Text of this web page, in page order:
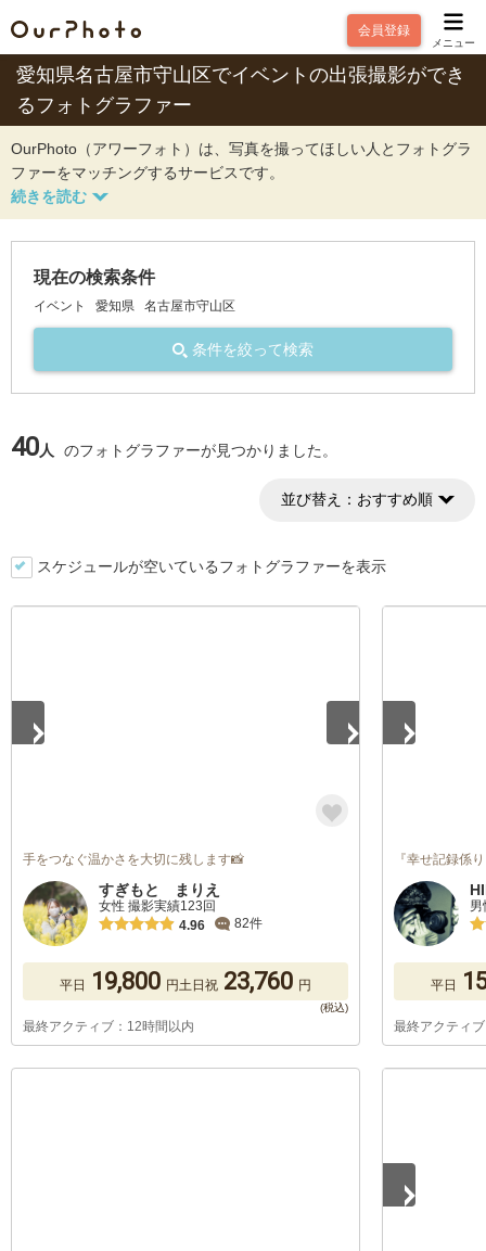
会員登録
メニュー
愛知県名古屋市守山区でイベントの出張撮影ができ
るフォトグラファー
OurPhoto（アワーフォト）は、写真を撮ってほしい人とフォトグラ
ファーをマッチングするサービスです。
現在の検索条件
イベント 愛知県 名古屋市守山区
条件を絞って検索
40人 のフォトグラファーが見つかりました。
並び替え： おすすめ順
スケジュールが空いているフォトグラファーを表示
手をつなぐ温かさを大切に残します📸
すぎもと まりえ
女性 撮影実績123回
4.96
82件
平日 19,800 円土日祝 23,760 円
最終アクティブ：12時間以内
『幸せ記録係
平日
最終アクティ